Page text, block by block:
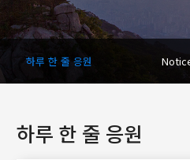
하루 한 줄 응원
하루 한 줄 응원